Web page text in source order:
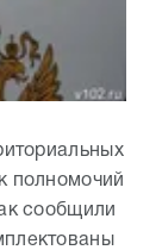
полномочий
сообщили